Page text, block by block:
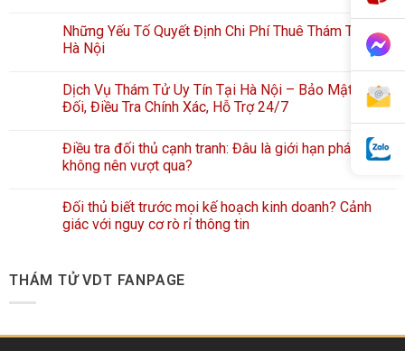
Những Yếu Tố Quyết Định Chi Phí Thuê Thám Tử Tại
Hà Nội
Dịch Vụ Thám Tử Uy Tín Tại Hà Nội – Bảo Mật Tuyệt
Đối, Điều Tra Chính Xác, Hỗ Trợ 24/7
Điều tra đối thủ cạnh tranh: Đâu là giới hạn pháp lý
không nên vượt qua?
Đối thủ biết trước mọi kế hoạch kinh doanh? Cảnh
giác với nguy cơ rò rỉ thông tin
THÁM TỬ VDT FANPAGE